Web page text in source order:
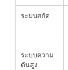
ระบบสกัด
ระบบความ
ดันสูง